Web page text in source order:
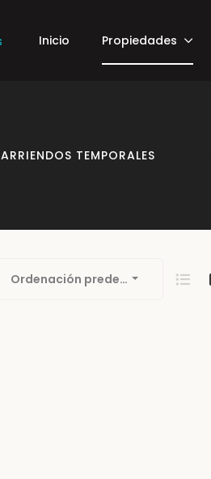
Inicio Propiedades
ARRIENDOS TEMPORALES
Ordenación predeterminada